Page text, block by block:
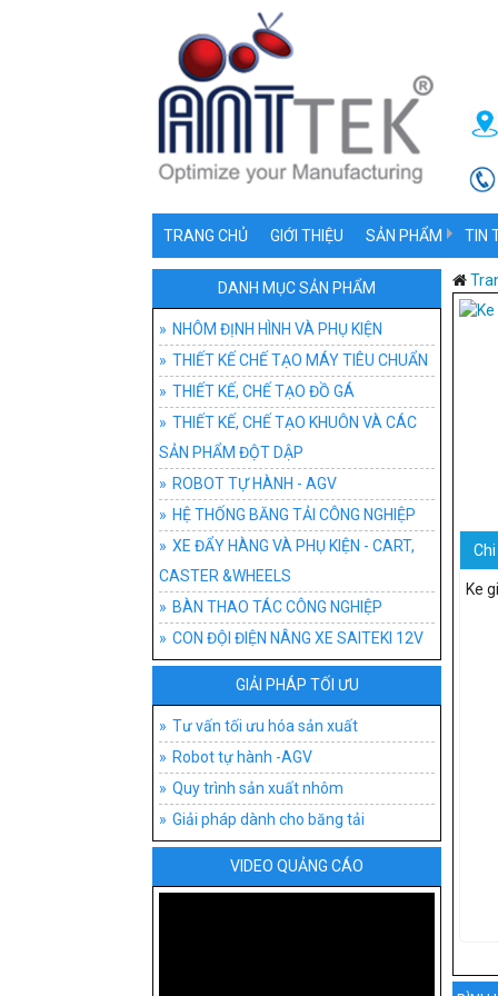
TRANG CHỦ GIỚI THIỆU SẢN PHẨM
NHÔM ĐỊNH HÌNH
THIẾT KẾ CHẾ TẠO
THIẾT KẾ, CHẾ TẠO
ĐỒ
THIẾT KẾ, CHẾ
XE
XE
HỆ THỐNG BĂNG
XE ĐẨY HÀNG VÀXE
BÀN THAO TÁCBÀN
CON ĐỘI ĐIỆN
TIN
DANH MỤC SẢN PHẨM
NHÔM ĐỊNH HÌNH VÀ PHỤ KIỆN
THIẾT KẾ CHẾ TẠO MÁY TIÊU CHUẨN
THIẾT KẾ, CHẾ TẠO ĐỒ GÁ
THIẾT KẾ, CHẾ TẠO KHUÔN VÀ CÁC
SẢN PHẨM ĐỘT DẬP
ROBOT TỰ HÀNH - AGV
HỆ THỐNG BĂNG TẢI CÔNG NGHIỆP
XE ĐẨY HÀNG VÀ PHỤ KIỆN - CART,
CASTER &WHEELS
BÀN THAO TÁC CÔNG NGHIỆP
CON ĐỘI ĐIỆN NÂNG XE SAITEKI 12V
GIẢI PHÁP TỐI ƯU
Tư vấn tối ưu hóa sản xuất
Robot tự hành -AGV
Quy trình sản xuất nhôm
Giải pháp dành cho băng tải
VIDEO QUẢNG CÁO
Ke